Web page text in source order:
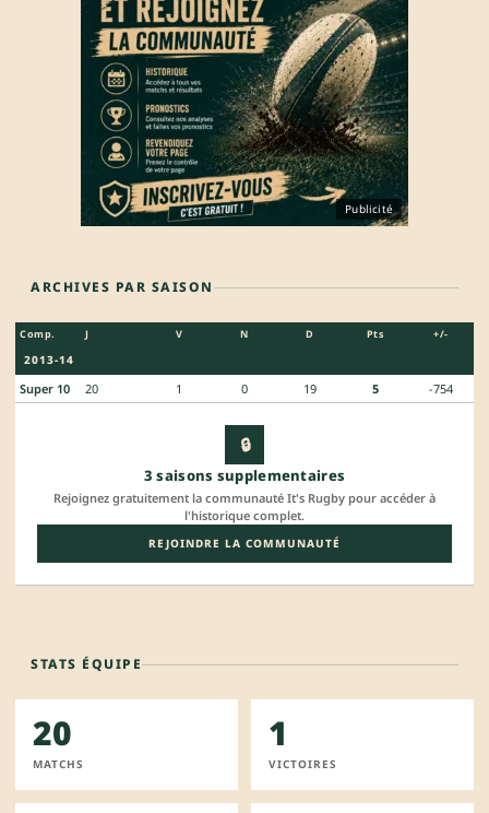
Publicité
ARCHIVES PAR SAISON
Comp. J V N D Pts +/-
2013-14
Super 10 20 1 0 19 5 -754
🔒
3 saisons supplementaires
Rejoignez gratuitement la communauté It's Rugby pour accéder à
l'historique complet.
REJOINDRE LA COMMUNAUTÉ
STATS ÉQUIPE
20
MATCHS
1
VICTOIRES